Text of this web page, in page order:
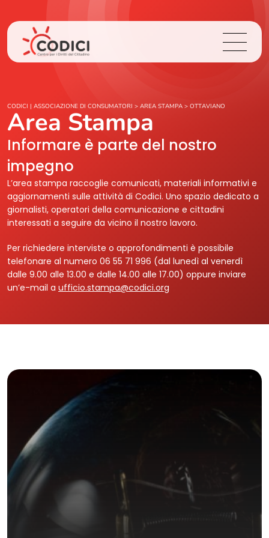
Chi Siamo
Cosa Facciamo
Area Stampa
Contatti
Login
CODICI | ASSOCIAZIONE DI CONSUMATORI > AREA STAMPA > OTTAVIANO
Area Stampa
Informare è parte del nostro
impegno
L’area stampa raccoglie comunicati, materiali informativi e
aggiornamenti sulle attività di Codici. Uno spazio dedicato a
giornalisti, operatori della comunicazione e cittadini
interessati a seguire da vicino il nostro lavoro.
Per richiedere interviste o approfondimenti è possibile
telefonare al numero 06 55 71 996 (dal lunedì al venerdì
dalle 9.00 alle 13.00 e dalle 14.00 alle 17.00) oppure inviare
un’e-mail a ufficio.stampa@codici.org